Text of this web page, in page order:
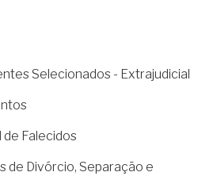
Selecionados - Extrajudicial
Falecidos
de Divórcio, Separação e